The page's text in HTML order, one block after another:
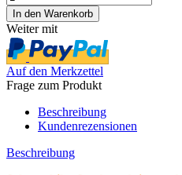
Weiter mit
Auf den Merkzettel
Frage zum Produkt
Beschreibung
Kundenrezensionen
Beschreibung